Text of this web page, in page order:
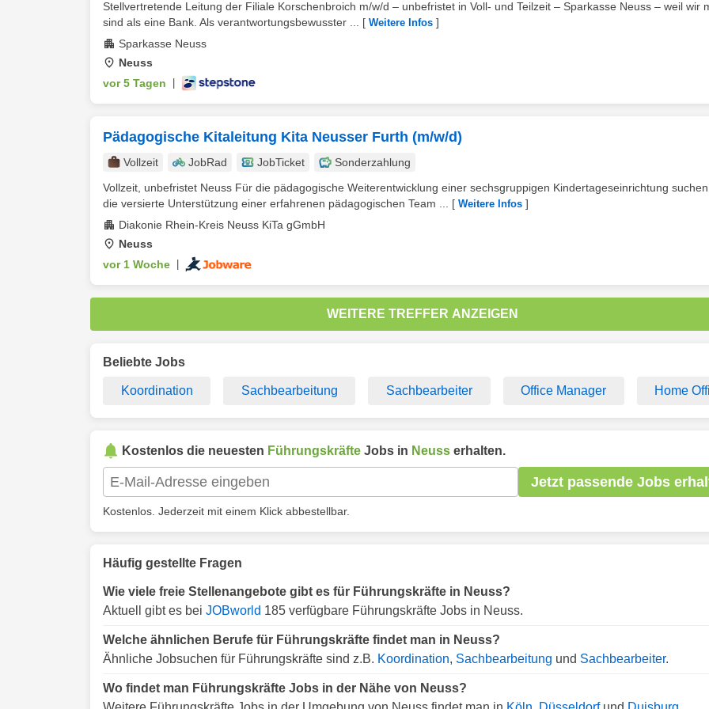
Stellvertretende Leitung der Filiale Korschenbroich m/w/d – unbefristet in Voll- und Teilzeit – Sparkasse Neuss – weil wir
sind als eine Bank. Als verantwortungsbewusster ...
[ Weitere Infos ]
Sparkasse Neuss
Neuss
vor 5 Tagen
Pädagogische Kitaleitung Kita Neusser Furth (m/w/d)
Vollzeit JobRad JobTicket
Sonderzahlung
Vollzeit, unbefristet Neuss Für die pädagogische Weiterentwicklung einer sechsgruppigen Kindertageseinrichtung
die versierte Unterstützung einer erfahrenen pädagogischen Team ...
[ Weitere Infos ]
Diakonie Rhein-Kreis Neuss KiTa gGmbH
Neuss
vor 1 Woche
WEITERE TREFFER ANZEIGEN
Beliebte Jobs
Koordination Sachbearbeitung Sachbearbeiter Office Manager Home
Kostenlos die neuesten Führungskräfte Jobs in Neuss erhalten.
Jetzt passende Jobs
Kostenlos. Jederzeit mit einem Klick abbestellbar.
Häufig gestellte Fragen
Wie viele freie Stellenangebote gibt es für Führungskräfte in Neuss?
Aktuell gibt es bei JOBworld 185 verfügbare Führungskräfte Jobs in Neuss.
Welche ähnlichen Berufe für Führungskräfte findet man in Neuss?
Ähnliche Jobsuchen für Führungskräfte sind z.B. Koordination, Sachbearbeitung und Sachbearbeiter.
Wo findet man Führungskräfte Jobs in der Nähe von Neuss?